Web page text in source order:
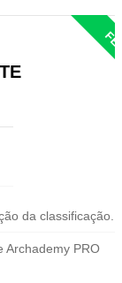
da classificação.
Archademy PRO